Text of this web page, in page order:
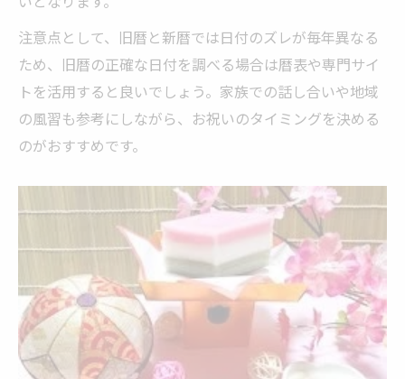
注意点として、旧暦と新暦では日付のズレが毎年異なる
ため、旧暦の正確な日付を調べる場合は暦表や専門サイ
トを活用すると良いでしょう。家族での話し合いや地域
の風習も参考にしながら、お祝いのタイミングを決める
のがおすすめです。